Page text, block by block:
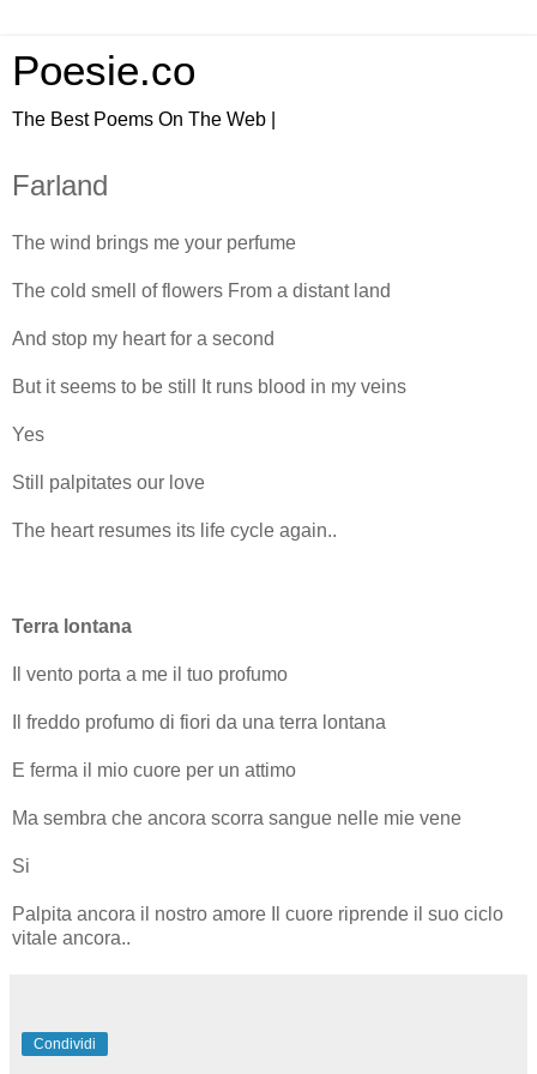
Poesie.co
The Best Poems On The Web |
Farland
The wind brings me your perfume
The cold smell of flowers From a distant land
And stop my heart for a second
But it seems to be still It runs blood in my veins
Yes
Still palpitates our love
The heart resumes its life cycle again..
Terra lontana
Il vento porta a me il tuo profumo
Il freddo profumo di fiori da una terra lontana
E ferma il mio cuore per un attimo
Ma sembra che ancora scorra sangue nelle mie vene
Si
Palpita ancora il nostro amore Il cuore riprende il suo ciclo
vitale ancora..
Condividi